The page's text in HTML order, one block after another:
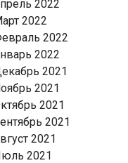
2022
2022
2022
2022
2021
2021
2021
2021
2021
2021